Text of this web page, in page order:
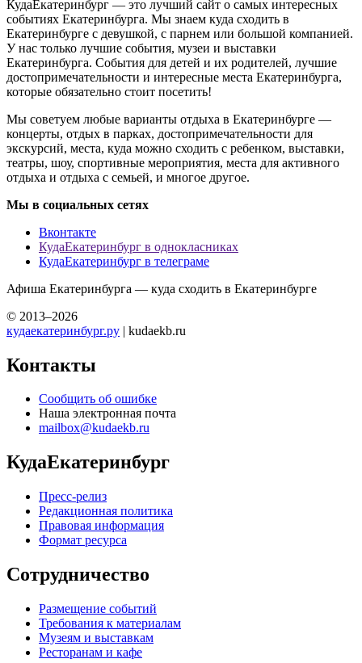
КудаЕкатеринбург — это лучший сайт о самых интересных
событиях Екатеринбурга. Мы знаем куда сходить в
Екатеринбурге с девушкой, с парнем или большой компанией.
У нас только лучшие события, музеи и выставки
Екатеринбурга. События для детей и их родителей, лучшие
достопримечательности и интересные места Екатеринбурга,
которые обязательно стоит посетить!
Мы советуем любые варианты отдыха в Екатеринбурге —
концерты, отдых в парках, достопримечательности для
экскурсий, места, куда можно сходить с ребенком, выставки,
театры, шоу, спортивные мероприятия, места для активного
отдыха и отдыха с семьей, и многое другое.
Мы в социальных сетях
Вконтакте
КудаЕкатеринбург в однокласниках
КудаЕкатеринбург в телеграме
Афиша Екатеринбурга — куда сходить в Екатеринбурге
© 2013–2026
кудаекатеринбург.ру | kudaekb.ru
Контакты
Сообщить об ошибке
Наша электронная почта
mailbox@kudaekb.ru
КудаЕкатеринбург
Пресс-релиз
Редакционная политика
Правовая информация
Формат ресурса
Сотрудничество
Размещение событий
Требования к материалам
Музеям и выставкам
Ресторанам и кафе